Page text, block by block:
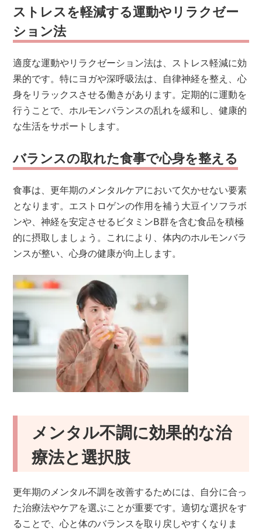
ストレスを軽減する運動やリラクゼー
ション法
適度な運動やリラクゼーション法は、ストレス軽減に効
果的です。特にヨガや深呼吸法は、自律神経を整え、心
身をリラックスさせる働きがあります。定期的に運動を
行うことで、ホルモンバランスの乱れを緩和し、健康的
な生活をサポートします。
バランスの取れた食事で心身を整える
食事は、更年期のメンタルケアにおいて欠かせない要素
となります。エストロゲンの作用を補う大豆イソフラボ
ンや、神経を安定させるビタミンB群を含む食品を積極
的に摂取しましょう。これにより、体内のホルモンバラ
ンスが整い、心身の健康が向上します。
メンタル不調に効果的な治
療法と選択肢
更年期のメンタル不調を改善するためには、自分に合っ
た治療法やケアを選ぶことが重要です。適切な選択をす
ることで、心と体のバランスを取り戻しやすくなりま